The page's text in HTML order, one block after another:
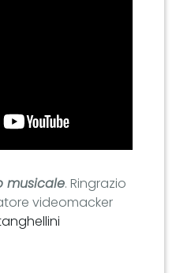
musicale. Ringrazio
videomacker